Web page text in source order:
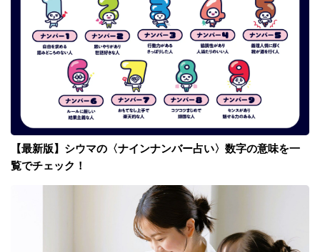
【最新版】シウマの〈ナインナンバー占い〉数字の意味を一
覧でチェック！